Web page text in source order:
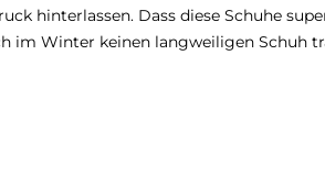
hinterlassen. Dass diese Schuhe
im Winter keinen langweiligen Schuh